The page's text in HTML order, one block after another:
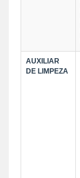
AUXILIAR
DE LIMPEZA